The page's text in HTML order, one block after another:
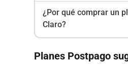
¿Por qué comprar un
Claro?
Planes Postpago